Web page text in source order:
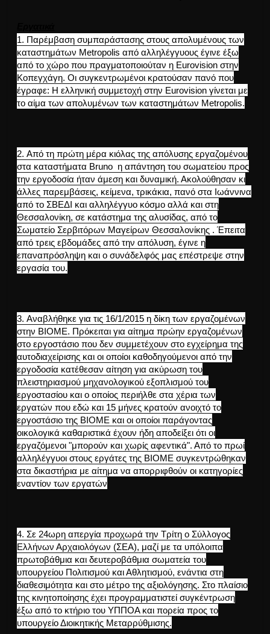
1. Παρέμβαση συμπαράστασης στους απολυμένους των
καταστημάτων Metropolis από αλληλέγγυους έγινε έξω
από το χώρο που πραγματοποιούταν η Eurovision στην
Κοπεγχάγη. Οι συγκεντρωμένοι κρατούσαν πανό που
έγραφε: Η ελληνική συμμετοχή στην Eurovision γίνεται με
το αίμα των απολυμένων των καταστημάτων Metropolis.
2. Από τη πρώτη μέρα κιόλας της απόλυσης εργαζομένου
στα καταστήματα Bruno η απάντηση του σωματείου προς
την εργοδοσία ήταν άμεση και δυναμική. Ακολούθησαν κι
άλλες παρεμβάσεις, κείμενα, τρικάκια, πανό στα Ιωάννινα
από το ΣΒΕΔΙ και αλληλέγγυο κόσμο αλλά και στη
Θεσσαλονίκη, σε κατάστημα της αλυσίδας, από το
Σωματείο Σερβιτόρων Μαγείρων Θεσσαλονίκης . Έπειτα
από τρεις εβδομάδες από την απόλυση, έγινε η
επαναπρόσληψη και ο συνάδελφός μας επέστρεψε στην
εργασία του.
3.Αναβλήθηκε για τις 16/1/2015 η δίκη των εργαζομένων
στην ΒΙΟΜΕ. Πρόκειται για αίτημα πρώην εργαζομένων
στο εργοστάσιο που δεν συμμετέχουν στο εγχείρημα της
αυτοδιαχείρισης και οι οποίοι καθοδηγούμενοι από την
εργοδοσία κατέθεσαν αίτηση για ακύρωση του
πλειστηριασμού μηχανολογικού εξοπλισμού του
εργοστασίου και ο οποίος περιήλθε στα χέρια των
εργατών που εδώ και 15 μήνες κρατούν ανοιχτό το
εργοστάσιο της ΒΙΟΜΕ και οι οποίοι παράγοντας
οικολογικά καθαριστικά έχουν ήδη αποδείξει ότι οι
εργαζόμενοι "μπορούν και χωρίς αφεντικά". Από το πρωί
αλληλέγγυοι στους εργάτες της ΒΙΟΜΕ συγκεντρώθηκαν
στα δικαστήρια με αίτημα να απορριφθούν οι κατηγορίες
εναντίον των εργατών
4. Σε 24ωρη απεργία προχωρά την Τρίτη ο Σύλλογος
Ελλήνων Αρχαιολόγων (ΣΕΑ), μαζί με τα υπόλοιπα
πρωτοβάθμια και δευτεροβάθμια σωματεία του
υπουργείου Πολιτισμού και Αθλητισμού, ενάντια στη
διαθεσιμότητα και στο μέτρο της αξιολόγησης. Στο πλαίσιο
της κινητοποίησης έχει προγραμματιστεί συγκέντρωση
έξω από το κτήριο του ΥΠΠΟΑ και πορεία προς το
υπουργείο Διοικητικής Μεταρρύθμισης.